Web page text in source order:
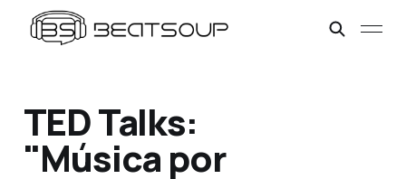
TED Talks:
"Música por